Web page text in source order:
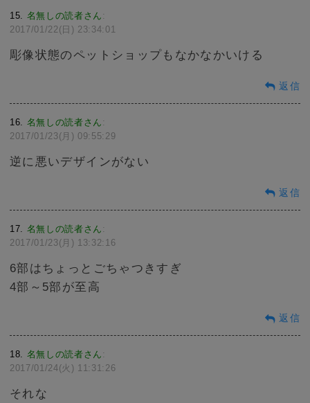
15 名無しの読者さん :
2017/01/22(日) 23:34:01
彫像状態のペットショップもなかなかいける
返信
16 名無しの読者さん :
2017/01/23(月) 09:55:29
逆に悪いデザインがない
返信
17 名無しの読者さん :
2017/01/23(月) 13:32:16
6部はちょっとごちゃつきすぎ
4部～5部が至高
返信
18 名無しの読者さん :
2017/01/24(火) 11:31:26
それな